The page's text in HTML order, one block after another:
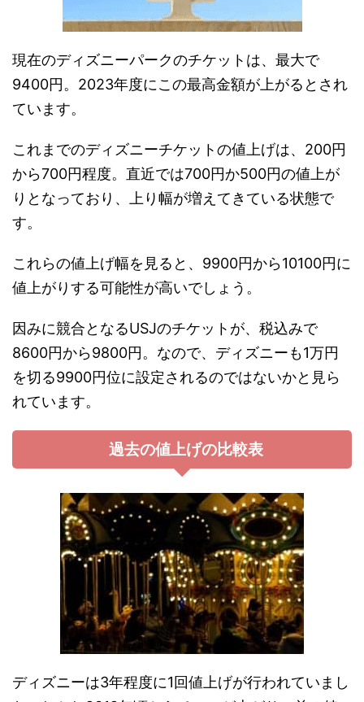
現在のディズニーパークのチケットは、最大で
9400円。2023年度にこの最高金額が上がるとされ
ています。
これまでのディズニーチケットの値上げは、200円
から700円程度。直近では700円か500円の値上が
りとなっており、上り幅が増えてきている状態で
す。
これらの値上げ幅を見ると、9900円から10100円に
値上がりする可能性が高いでしょう。
因みに競合となるUSJのチケットが、税込みで
8600円から9800円。なので、ディズニーも1万円
を切る9900円位に設定されるのではないかと見ら
れています。
過去の値上げの比較表
ディズニーは3年程度に1回値上げが行われていまし